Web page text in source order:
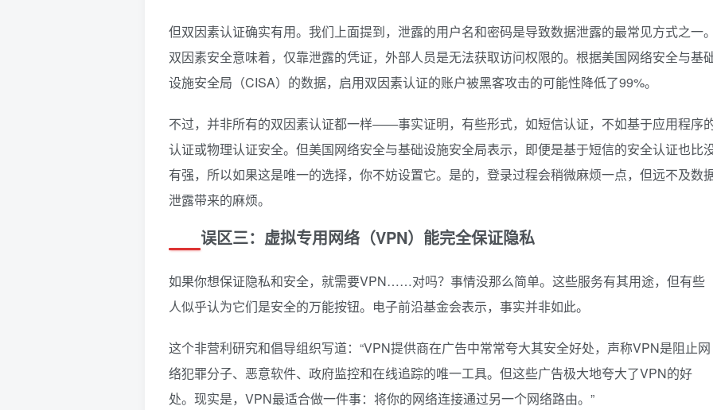
但双因素认证确实有用。我们上面提到，泄露的用户名和密码是导致数据泄露的最常见方式之一
双因素安全意味着，仅靠泄露的凭证，外部人员是无法获取访问权限的。根据美国网络安全与基
设施安全局（CISA）的数据，启用双因素认证的账户被黑客攻击的可能性降低了99%。
不过，并非所有的双因素认证都一样——事实证明，有些形式，如短信认证，不如基于应用程序
认证或物理认证安全。但美国网络安全与基础设施安全局表示，即便是基于短信的安全认证也比
有强，所以如果这是唯一的选择，你不妨设置它。是的，登录过程会稍微麻烦一点，但远不及数
泄露带来的麻烦。
误区三：虚拟专用网络（VPN）能完全保证隐私
如果你想保证隐私和安全，就需要VPN……对吗？事情没那么简单。这些服务有其用途，但有些
人似乎认为它们是安全的万能按钮。电子前沿基金会表示，事实并非如此。
这个非营利研究和倡导组织写道：“VPN提供商在广告中常常夸大其安全好处，声称VPN是阻止网
络犯罪分子、恶意软件、政府监控和在线追踪的唯一工具。但这些广告极大地夸大了VPN的好
处。现实是，VPN最适合做一件事：将你的网络连接通过另一个网络路由。”